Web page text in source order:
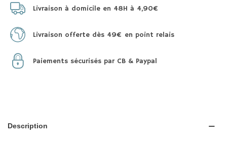
Livraison à domicile en 48H à 4,90€
Livraison offerte dès 49€ en point relais
Paiements sécurisés par CB & Paypal
Description